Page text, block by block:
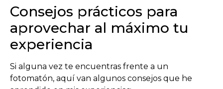
Consejos prácticos para
aprovechar al máximo tu
experiencia
Si alguna vez te encuentras frente a un
fotomatón, aquí van algunos consejos que he